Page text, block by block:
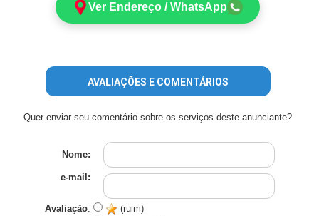
Ver Endereço / WhatsApp
AVALIAÇÕES E COMENTÁRIOS
Quer enviar seu comentário sobre os serviços deste anunciante?
Nome:
e-mail:
Avaliação:
(ruim)